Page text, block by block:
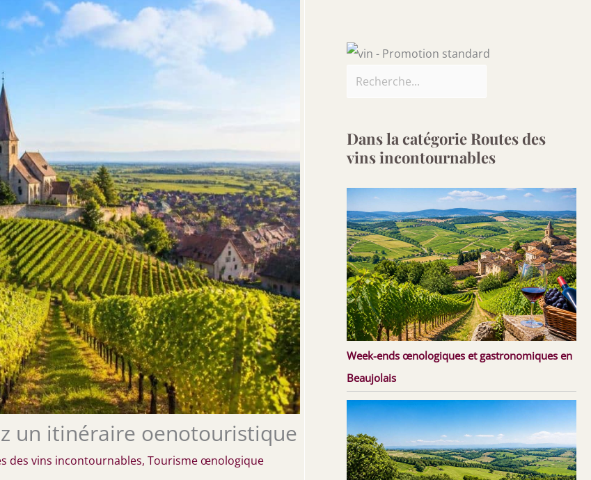
un itinéraire oenotouristique
des vins incontournables, Tourisme œnologique
Dans la catégorie Routes des
vins incontournables
Week-ends œnologiques et gastronomiques en
Beaujolais